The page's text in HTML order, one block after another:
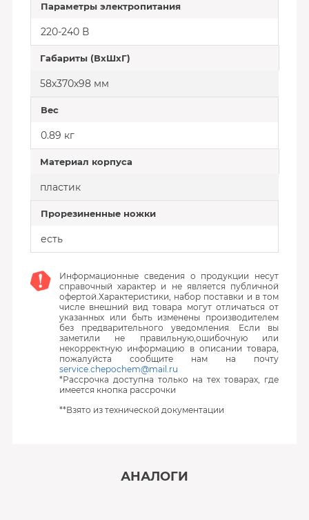
Параметры электропитания
220-240 В
Габариты (ВхШхГ)
58х370х98 мм
Вес
0.89 кг
Материал корпуса
пластик
Прорезиненные ножки
есть
Информационные сведения о продукции несут
справочный характер и не является публичной
офертой.Характеристики, набор поставки и в том
числе внешний вид товара могут отличаться от
указанных или быть изменены производителем
без предварительного уведомления. Если вы
заметили не правильную,ошибочную или
некорректную информацию в описании товара,
пожалуйста сообщите нам на почту
service.chepochem@mail.ru
*Рассрочка доступна только на тех товарах, где
имеется кнопка рассрочки
**Взято из технической документации
АНАЛОГИ